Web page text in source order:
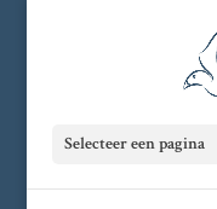
Selecteer een pagina